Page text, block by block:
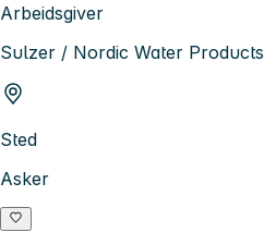
Arbeidsgiver
Sulzer / Nordic Water Products
Sted
Asker